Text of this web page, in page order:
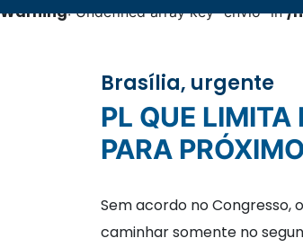
Warning: Undefined array key "envio" in/
Brasília, urgente
PL QUE LIMITA IMPORTAÇÃO DE REMÉDIOS SEM REGISTRO DEVE FICAR
PARA
Sem acordo no Congresso,
caminhar somente no